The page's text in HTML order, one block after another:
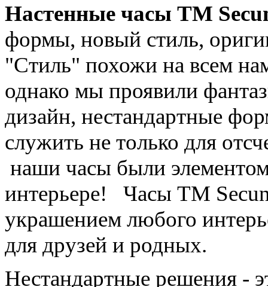
Настенные часы ТМ
формы, новый стиль,
"Стиль" похожи на всем
однако мы проявили
дизайн, нестандартные
служить не только для
наши часы были
интерьере!
Часы ТМ
украшением любого
для друзей и родных.
Нестандартные решения -